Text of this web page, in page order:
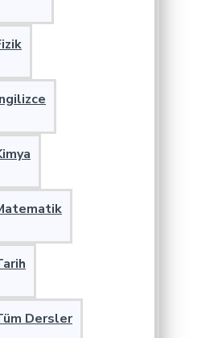
Dersler